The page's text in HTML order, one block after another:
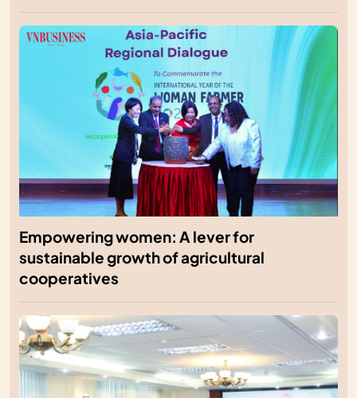
Empowering women: A lever for
sustainable growth of agricultural
cooperatives